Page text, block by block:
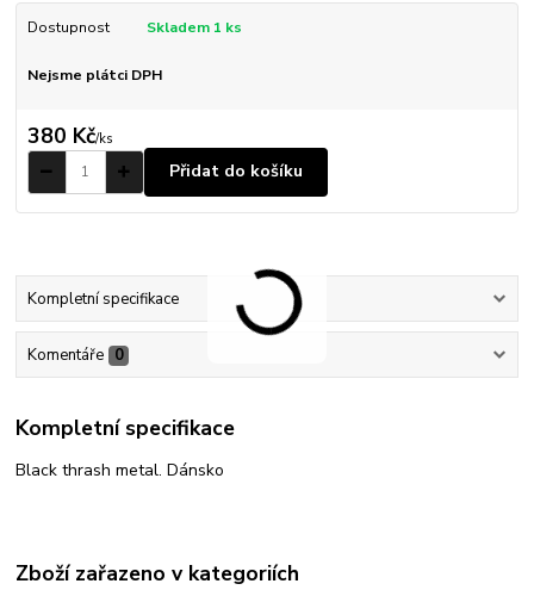
Dostupnost Skladem 1 ks
Nejsme plátci DPH
380 Kč/ks
Přidat do košíku
Kompletní specifikace
Komentáře 0
Kompletní specifikace
Black thrash metal. Dánsko
Zboží zařazeno v kategoriích